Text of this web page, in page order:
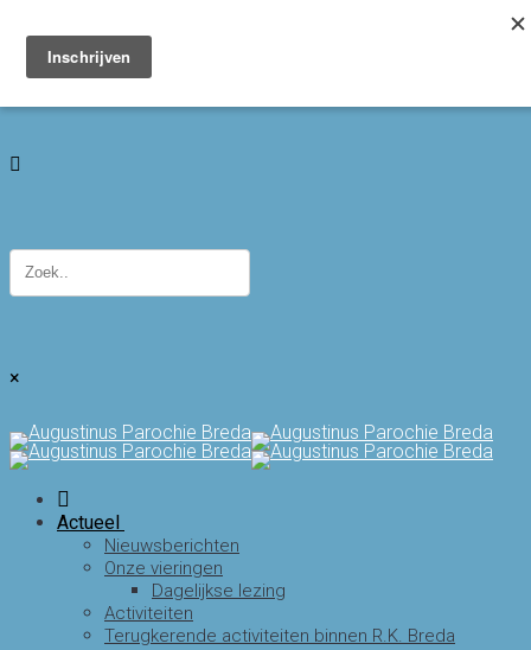
Toggle navigation
×
Actueel
Nieuwsberichten
Onze vieringen
Dagelijkse lezing
Activiteiten
Terugkerende activiteiten binnen R.K. Breda